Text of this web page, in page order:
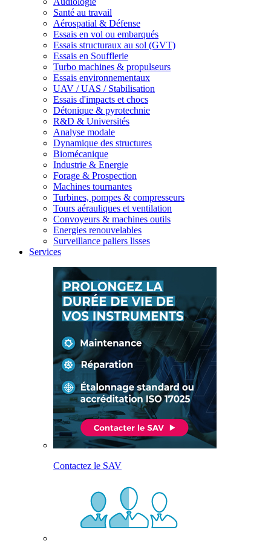
Santé au travail
Aérospatial & Défense
Essais en vol ou embarqués
Essais structuraux au sol (GVT)
Essais en Soufflerie
Turbo machines & propulseurs
Essais environnementaux
UAV / UAS / Stabilisation
Essais d'impacts et chocs
Détonique & pyrotechnie
R&D & Universités
Analyse modale
Dynamique des structures
Biomécanique
Industrie & Energie
Forage & Prospection
Machines tournantes
Turbines, pompes & compresseurs
Tours aérauliques et ventilation
Convoyeurs & machines outils
Energies renouvelables
Surveillance paliers lisses
Services
Contactez le SAV